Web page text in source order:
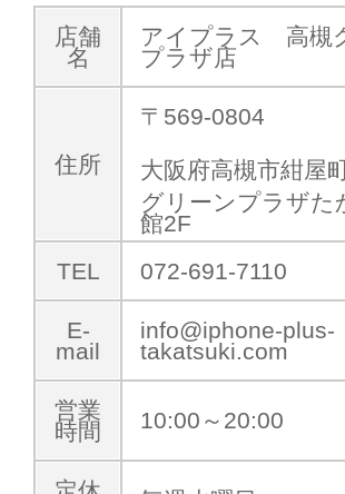
店舗
名
アイプラス 高槻
プラザ店
住所
〒569-0804
大阪府高槻市紺屋
グリーンプラザた
館2F
TEL
072-691-7110
E-
mail
info@iphone-plus-
takatsuki.com
営業
時間
10:00～20:00